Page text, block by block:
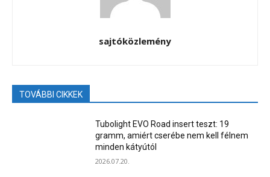
sajtóközlemény
TOVÁBBI CIKKEK
Tubolight EVO Road insert teszt: 19
gramm, amiért cserébe nem kell félnem
minden kátyútól
2026.07.20.